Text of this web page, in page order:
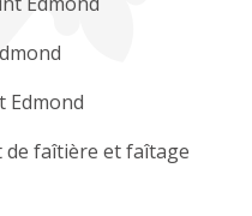
Edmond
de faîtière et faîtage